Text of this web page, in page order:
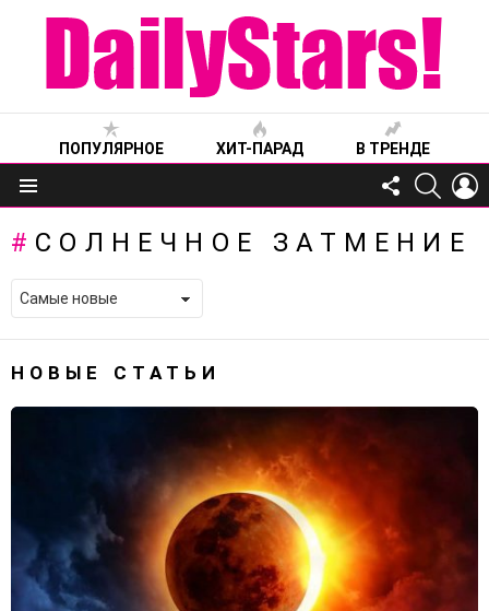
ПОПУЛЯРНОЕ ХИТ-ПАРАД В ТРЕНДЕ
Меню
FOLLOW
US
СОЛНЕЧНОЕ ЗАТМЕНИЕ
НОВЫЕ СТАТЬИ